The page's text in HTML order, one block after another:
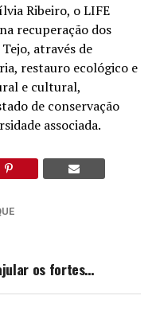
Ribeiro, o LIFE
recuperação dos
através de
restauro ecológico e
e cultural,
de conservação
associada.
os fortes…